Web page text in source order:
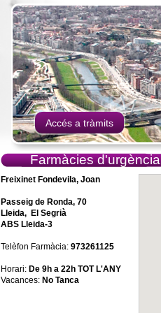
Accés a tràmits
Farmàcies d'urgència
Freixinet Fondevila, Joan
Passeig de Ronda, 70
Lleida, El Segrià
ABS Lleida-3
Telèfon Farmàcia: 973261125
Horari: De 9h a 22h TOT L'ANY
Vacances: No Tanca